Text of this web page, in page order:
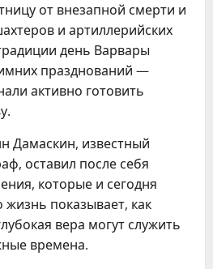
от внезапной смерти и
и артиллерийских
день Варвары
празднований —
активно готовить
Дамаскин, известный
оставил после себя
которые и сегодня
жизнь показывает, как
вера могут служить
времена.